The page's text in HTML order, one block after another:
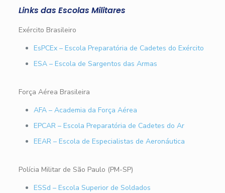
Links das Escolas Militares
Exército Brasileiro
EsPCEx – Escola Preparatória de Cadetes do Exército
ESA – Escola de Sargentos das Armas
Força Aérea Brasileira
AFA – Academia da Força Aérea
EPCAR – Escola Preparatória de Cadetes do Ar
EEAR – Escola de Especialistas de Aeronáutica
Polícia Militar de São Paulo (PM-SP)
ESSd – Escola Superior de Soldados